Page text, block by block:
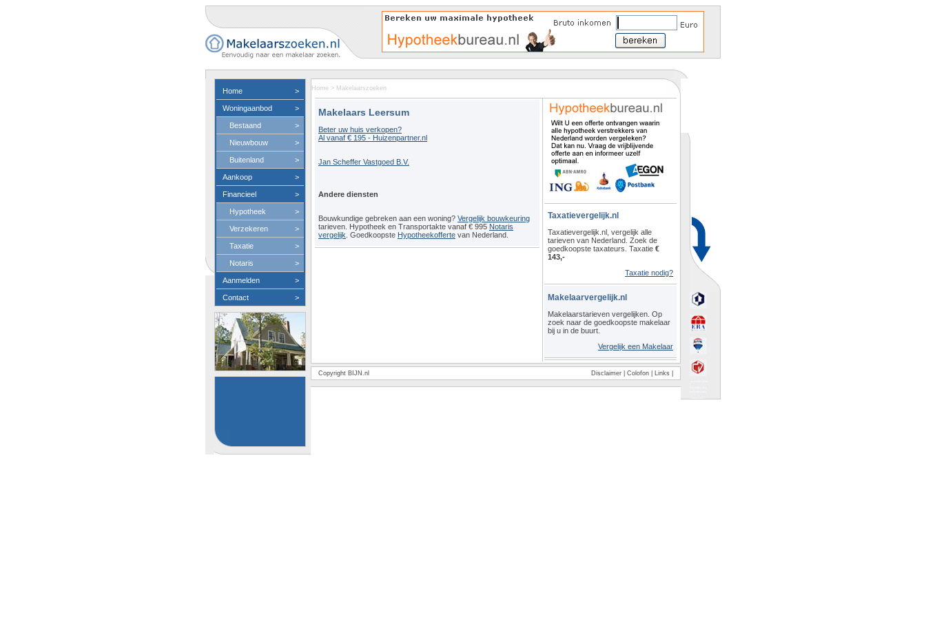
Home >
Woningaanbod >
Bestaand >
Nieuwbouw >
Buitenland >
Aankoop >
Financieel >
Hypotheek >
Verzekeren >
Taxatie >
Notaris >
Aanmelden >
Contact >
Home > Makelaarszoeken
Makelaars Leersum
Beter uw huis verkopen?
Al vanaf € 195 - Huizenpartner.nl
Jan Scheffer Vastgoed B.V.
Andere diensten
Bouwkundige gebreken aan een woning? Vergelijk bouwkeuring
tarieven. Hypotheek en Transportakte vanaf € 995 Notaris
vergelijk . Goedkoopste Hypotheekofferte van Nederland.
Taxatievergelijk.nl
Taxatievergelijk.nl, vergelijk alle
tarieven van Nederland. Zoek de
goedkoopste taxateurs. Taxatie €
143,-
Taxatie nodig?
Makelaarvergelijk.nl
Makelaarstarieven vergelijken. Op
zoek naar de goedkoopste makelaar
bij u in de buurt.
Vergelijk een Makelaar
Copyright BIJN.nl Disclaimer Colofon Links